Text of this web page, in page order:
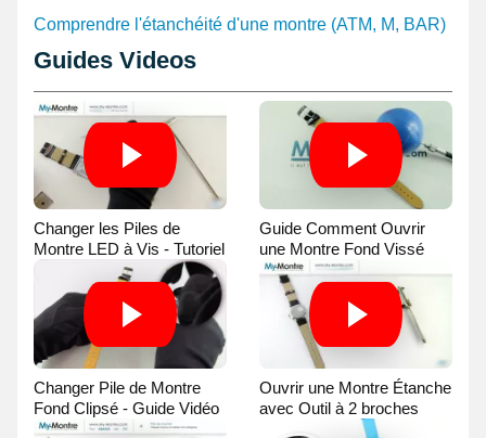
Comprendre l'étanchéité d'une montre (ATM, M, BAR)
Guides Videos
Changer les Piles de
Montre LED à Vis - Tutoriel
Vidéo
Guide Comment Ouvrir
une Montre Fond Vissé
avec une Balle
Changer Pile de Montre
Fond Clipsé - Guide Vidéo
Ouvrir une Montre Étanche
avec Outil à 2 broches